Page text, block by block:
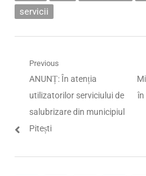
servicii
Navigare
articole
Previous
Previous
post:
ANUNȚ: În atenția
utilizatorilor serviciului de
salubrizare din municipiul
Pitești
în